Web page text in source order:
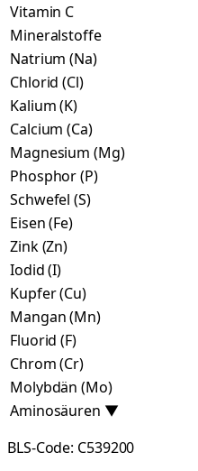
Vitamin C
Mineralstoffe
Natrium (Na)
Chlorid (Cl)
Kalium (K)
Calcium (Ca)
Magnesium (Mg)
Phosphor (P)
Schwefel (S)
Eisen (Fe)
Zink (Zn)
Iodid (I)
Kupfer (Cu)
Mangan (Mn)
Fluorid (F)
Chrom (Cr)
Molybdän (Mo)
Aminosäuren ▼
BLS-Code: C539200